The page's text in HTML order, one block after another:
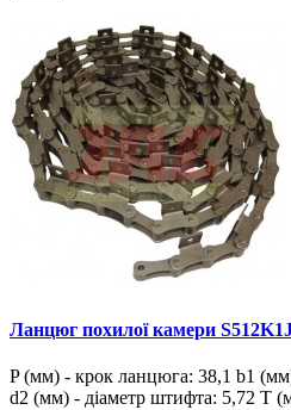
Ланцюг похилої камери
P (мм) - крок ланцюга: 38,1 b1
d2 (мм) - діаметр штифта: 5,72 T